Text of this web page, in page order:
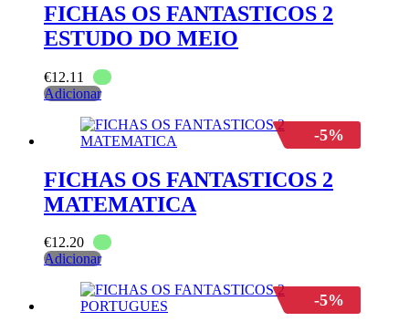
FICHAS OS FANTASTICOS 2
ESTUDO DO MEIO
€12.11
Adicionar
-5%
FICHAS OS FANTASTICOS 2
MATEMATICA
€12.20
Adicionar
-5%